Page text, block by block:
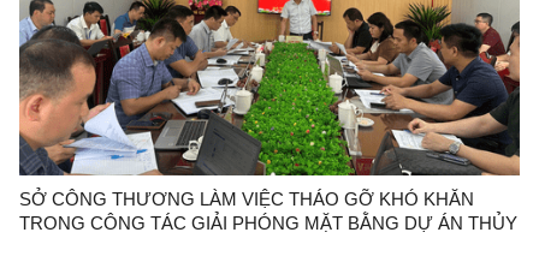
SỞ CÔNG THƯƠNG LÀM VIỆC THÁO GỠ KHÓ KHĂN
TRONG CÔNG TÁC GIẢI PHÓNG MẶT BẰNG DỰ ÁN THỦY